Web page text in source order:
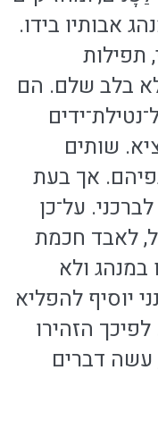
אבותיו בידו.
תפילות
בלב שלם. הם
שותים
אך בעת
על־כן
לאבד חכמת
במנהג ולא
יוסיף להפליא
הזהירו
עשה דברים